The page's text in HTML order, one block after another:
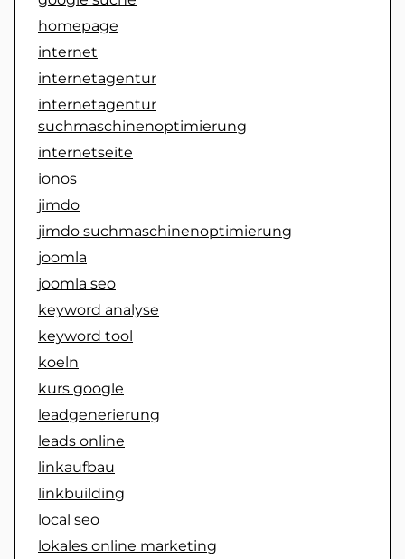
homepage
internet
internetagentur
internetagentur
suchmaschinenoptimierung
internetseite
ionos
jimdo
jimdo suchmaschinenoptimierung
joomla
joomla seo
keyword analyse
keyword tool
koeln
kurs google
leadgenerierung
leads online
linkaufbau
linkbuilding
local seo
lokales online marketing